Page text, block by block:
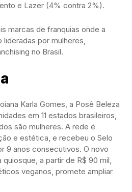
e Lazer (4% contra 2%).
marcas de franquias onde a
lideradas por mulheres,
no Brasil.
Karla Gomes, a Posê Beleza
em 11 estados brasileiros,
são mulheres. A rede é
e estética, e recebeu o Selo
9 anos consecutivos. O novo
a partir de R$ 90 mil,
veganos, promete ampliar